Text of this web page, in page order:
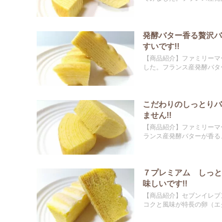
発酵バター香る贅沢
すいです!!
【商品紹介】ファミリー
した。フランス産発酵バ
こだわりのしっとり
ません!!
【商品紹介】ファミリー
ランス産発酵バターが香
７プレミアム しっ
味しいです!!
【商品紹介】セブンイレ
コクと風味が特長の卵（